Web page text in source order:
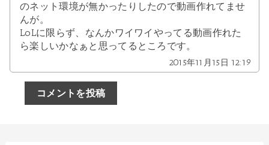
のネット環境が無かったりしたので動画作れてませ
んが。
LoLに限らず、なんかワイワイやってる動画作れた
ら楽しいかなぁと思ってるところです。
2015年11月15日 12:19
コメントを投稿